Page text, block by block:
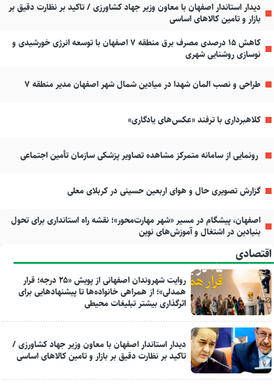
دیدار استاندار اصفهان با معاون وزیر جهاد کشاورزی / تاکید بر نظارت دقیق بر
بازار و تامین کالاهای اساسی
کاهش ۱۵ درصدی مصرف برق منطقه ۷ اصفهان با توسعه انرژی خورشیدی و
نوسازی روشنایی شهری
طراحی و نصب المان شهدا در میادین شمال شهر اصفهان مدیر منطقه ۷
کلاهبرداری با ترفند «عکس‌های یادگاری»
رونمایی از سامانه متمرکز مشاهده تصاویر پزشکی سازمان تأمین اجتماعی
گزارش تصویری حال و هوای اربعین حسینی در کربلای معلی
اصفهان، پیشگام در مسیر «شهر مهارت‌محور»؛ نقشه راه استانداری برای تحول
بنیادین در اشتغال و آموزش‌های نوین
اقتصادی
روایت شهروندان اصفهانی از پویش «۲۵ درجه؛ قرار
همدلی»؛ از همراهی خانواده‌ها تا پیشنهادهایی برای
اثرگذاری بیشتر تبلیغات محیطی
دیدار استاندار اصفهان با معاون وزیر جهاد کشاورزی /
تاکید بر نظارت دقیق بر بازار و تامین کالاهای اساسی